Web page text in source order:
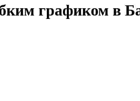
графиком в